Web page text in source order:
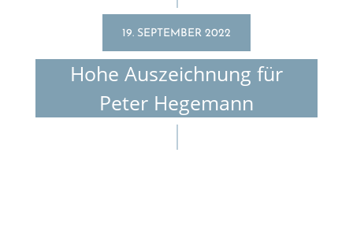
19. SEPTEMBER 2022
Hohe Auszeich­nung für
Peter Hegemann